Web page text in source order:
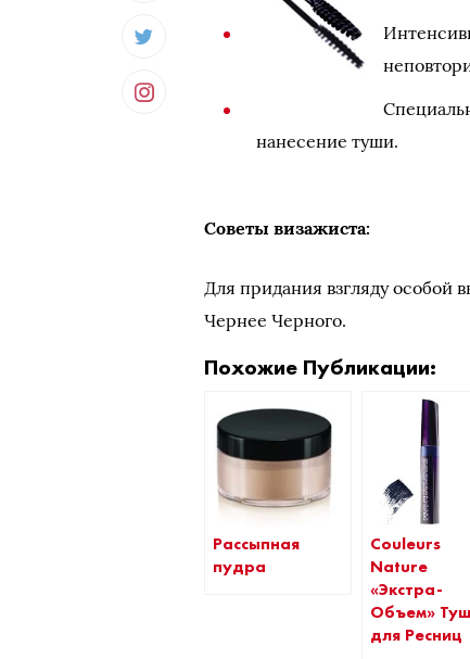
нанесение туши.
Советы визажиста:
Для придания взгляду особой
Чернее Черного.
Похожие Публикации:
Рассыпная
пудра
Couleurs
Nature
«Экстра-
Объем»
для Ресниц